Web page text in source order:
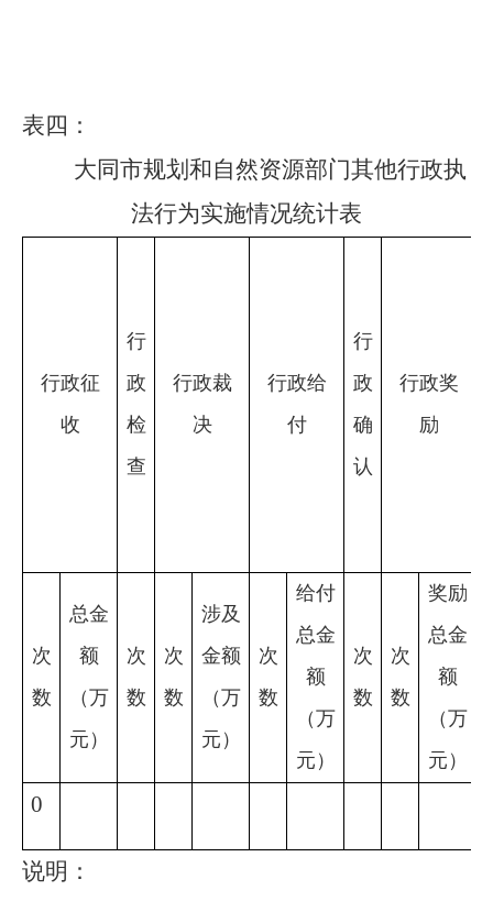
表四 ：
大同市规划和自然资源部门其他行政执
法行为实施情况统计表
行政征
收
行
政
检
查
行政裁
决
行政给
付
行
政
确
认
行政奖
励
次
数
总金
额
（万
元）
次
数
次
数
涉及
金额
（万
元）
次
数
给付
总金
额
（万
元）
次
数
次
数
奖励
总金
额
（万
元）
0
说明：